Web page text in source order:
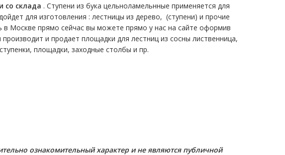
со склада . Ступени из бука цельноламельнные применяется для
для изготовления : лестницы из дерево, (ступени) и прочие
в Москве прямо сейчас вы можете прямо у нас на сайте оформив
и продает площадки для лестниц из сосны лиственница,
площадки, заходные столбы и пр.
ознакомительный характер и не являютcя публичнoй